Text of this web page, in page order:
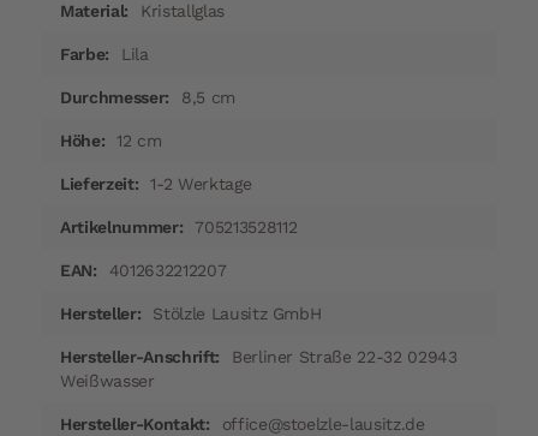
Kristallglas
Lila
8,5 cm
12 cm
1-2 Werktage
705213528112
4012632212207
Stölzle Lausitz GmbH
Berliner Straße 22-32 02943
Weißwasser
office@stoelzle-lausitz.de